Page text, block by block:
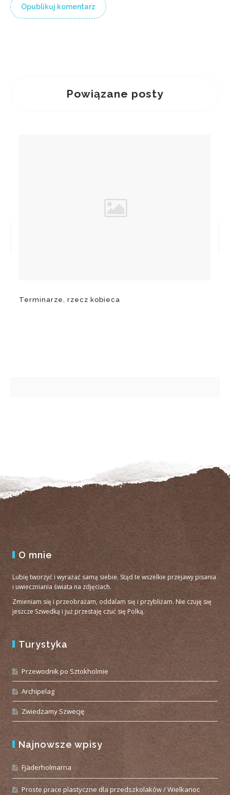
Powiązane posty
Terminarze, rzecz kobieca
O mnie
Lubię tworzyć i wyrażać samą siebie. Stąd te wszelkie przejawy pisania
i uwieczniania świata na zdjęciach.
Zmieniam się i przeobrażam, oddalam się i przybliżam. Nie czuję się
jeszcze Szwedką i już przestaję czuć się Polką.
Turystyka
Przewodnik po Sztokholmie
Archipelag
Zwiedzamy Szwecję
Najnowsze wpisy
Fjäderholmarna
Proste prace plastyczne dla przedszkolaków / Wielkanoc